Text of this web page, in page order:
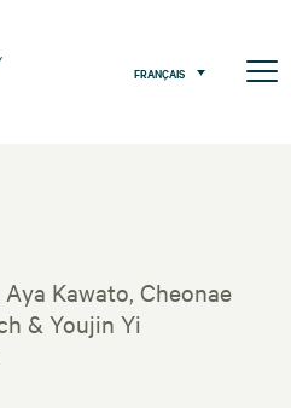
FRANÇAIS
Kawato, Cheonae
& Youjin Yi